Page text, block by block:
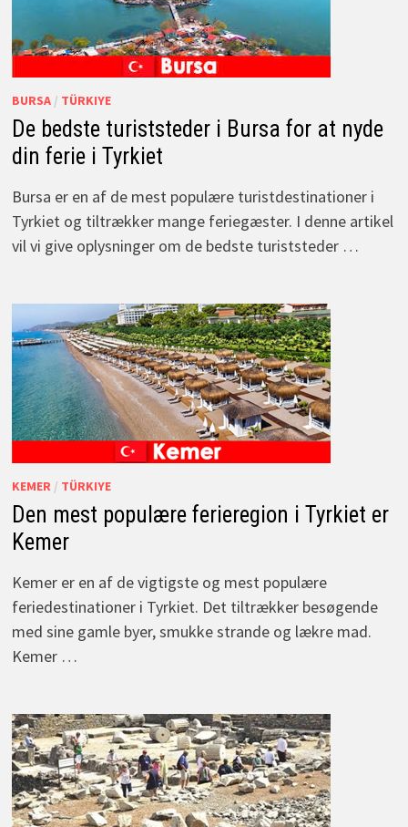
BURSA/ TÜRKIYE
De bedste turiststeder i Bursa for at nyde
din ferie i Tyrkiet
Bursa er en af de mest populære turistdestinationer i
Tyrkiet og tiltrækker mange feriegæster. I denne artikel
vil vi give oplysninger om de bedste turiststeder …
KEMER / TÜRKIYE
Den mest populære ferieregion i Tyrkiet er
Kemer
Kemer er en af de vigtigste og mest populære
feriedestinationer i Tyrkiet. Det tiltrækker besøgende
med sine gamle byer, smukke strande og lækre mad.
Kemer …